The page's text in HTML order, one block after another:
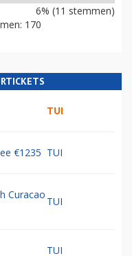
6% (11 stemmen)
170
TUI
€1235 TUI
Curacao
TUI
TUI